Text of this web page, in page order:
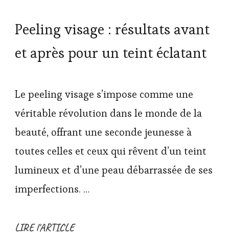
Peeling visage : résultats avant
et après pour un teint éclatant
Le peeling visage s’impose comme une
véritable révolution dans le monde de la
beauté, offrant une seconde jeunesse à
toutes celles et ceux qui rêvent d’un teint
lumineux et d’une peau débarrassée de ses
imperfections. …
LIRE l'ARTICLE